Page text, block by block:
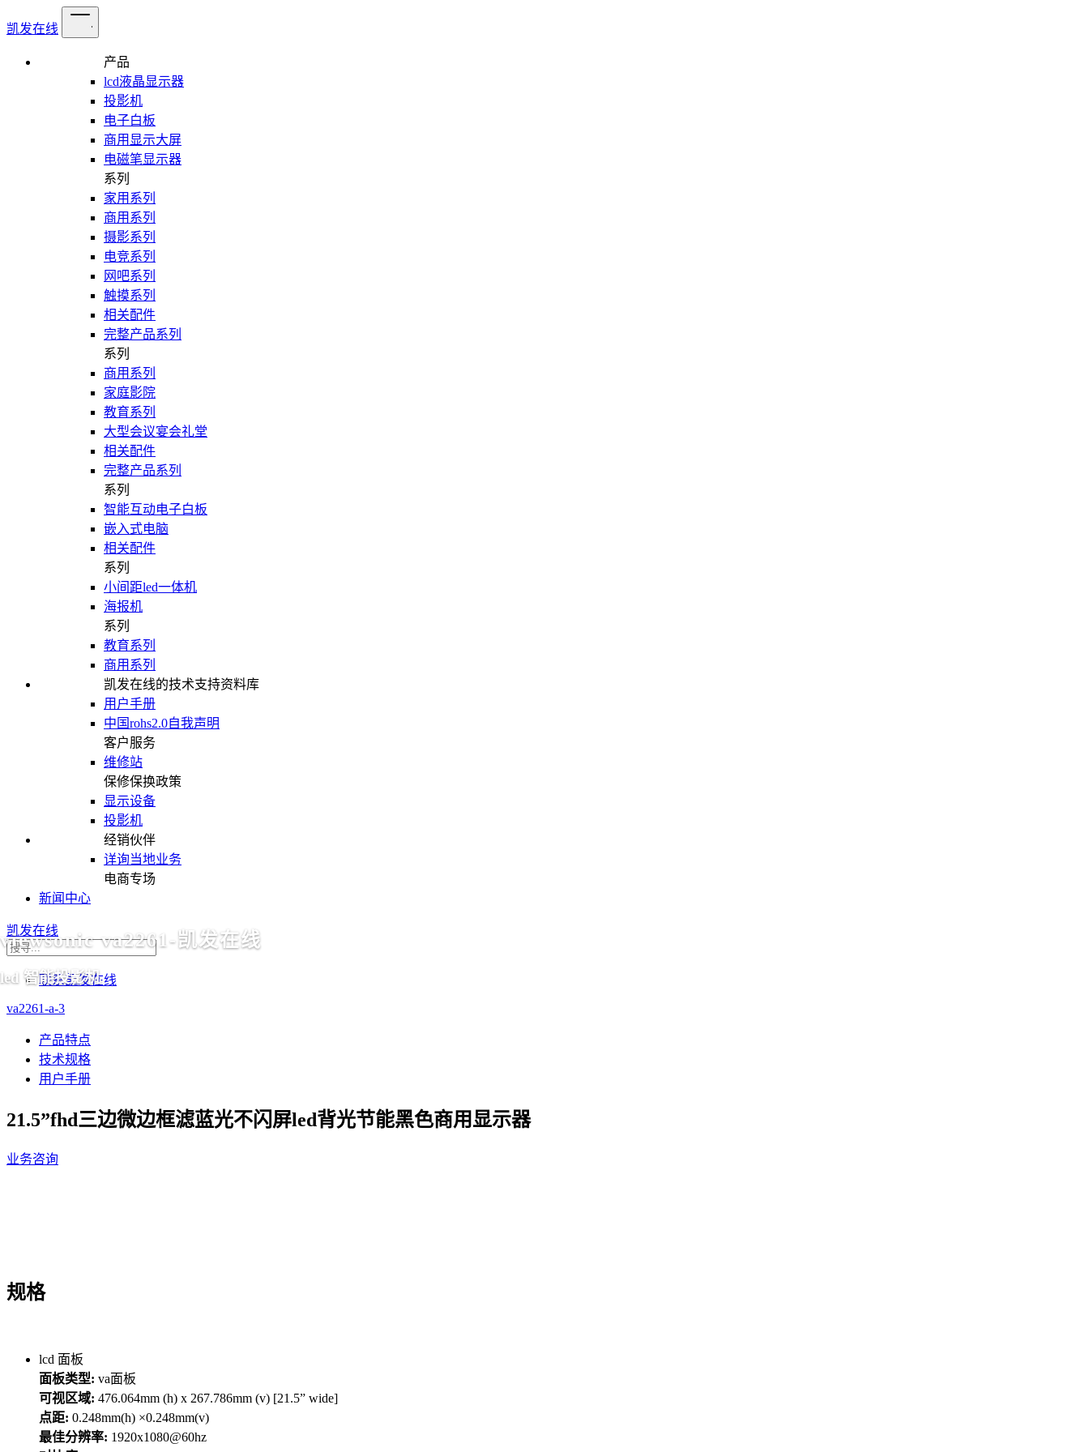
凯发在线
产品
lcd液晶显示器
投影机
电子白板
商用显示大屏
电磁笔显示器
系列
家用系列
商用系列
摄影系列
电竞系列
网吧系列
触摸系列
相关配件
完整产品系列
系列
商用系列
家庭影院
教育系列
大型会议宴会礼堂
相关配件
完整产品系列
系列
智能互动电子白板
嵌入式电脑
相关配件
系列
小间距led一体机
海报机
系列
教育系列
商用系列
viewsonic va2261-凯发在线
led 智能投影机
凯发在线的技术支持资料库
用户手册
中国rohs2.0自我声明
客户服务
维修站
保修保换政策
显示设备
投影机
经销伙伴
详询当地业务
电商专场
新闻中心
凯发在线
联系凯发在线
va2261-a-3
产品特点
技术规格
用户手册
21.5”fhd三边微边框滤蓝光不闪屏led背光节能黑色商用显示器
业务咨询
规格
lcd 面板
面板类型: va面板
可视区域: 476.064mm (h) x 267.786mm (v) [21.5” wide]
点距: 0.248mm(h) ×0.248mm(v)
最佳分辨率: 1920x1080@60hz